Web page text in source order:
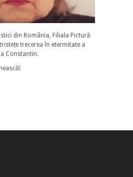
din România, Filiala Pictură
trecerea în etermitate a
Constantin.